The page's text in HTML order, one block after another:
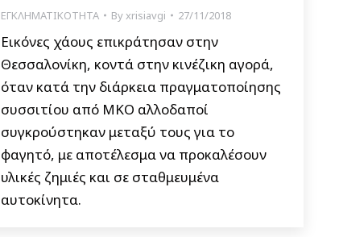
ΕΓΚΛΗΜΑΤΙΚΟΤΗΤΑ Byxrisiavgi 27/11/2018
Εικόνες χάους επικράτησαν στην
Θεσσαλονίκη, κοντά στην κινέζικη αγορά,
όταν κατά την διάρκεια πραγματοποίησης
συσσιτίου από ΜΚΟ αλλοδαποί
συγκρούστηκαν μεταξύ τους για το
φαγητό, με αποτέλεσμα να προκαλέσουν
υλικές ζημιές και σε σταθμευμένα
αυτοκίνητα.